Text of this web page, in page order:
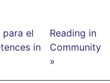
el
in
Reading in
Community
»